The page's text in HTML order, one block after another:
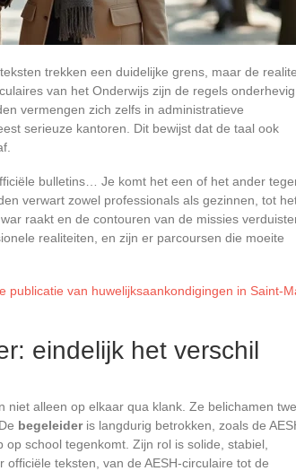
trekken een duidelijke grens, maar de
van het Onderwijs zijn de regels onderhevig
vermengen zich zelfs in administratieve
serieuze kantoren. Dit bewijst dat de taal ook
bulletins… Je komt het een of het ander
verwart zowel professionals als gezinnen, tot
raakt en de contouren van de missies
realiteiten, en zijn er parcoursen die moeite
publicatie van huwelijksaankondigingen in Saint-
eindelijk het verschil
niet alleen op elkaar qua klank. Ze belichamen
begeleideris langdurig betrokken, zoals de
school tegenkomt. Zijn rol is solide, stabiel,
teksten, van de AESH-circulaire tot de